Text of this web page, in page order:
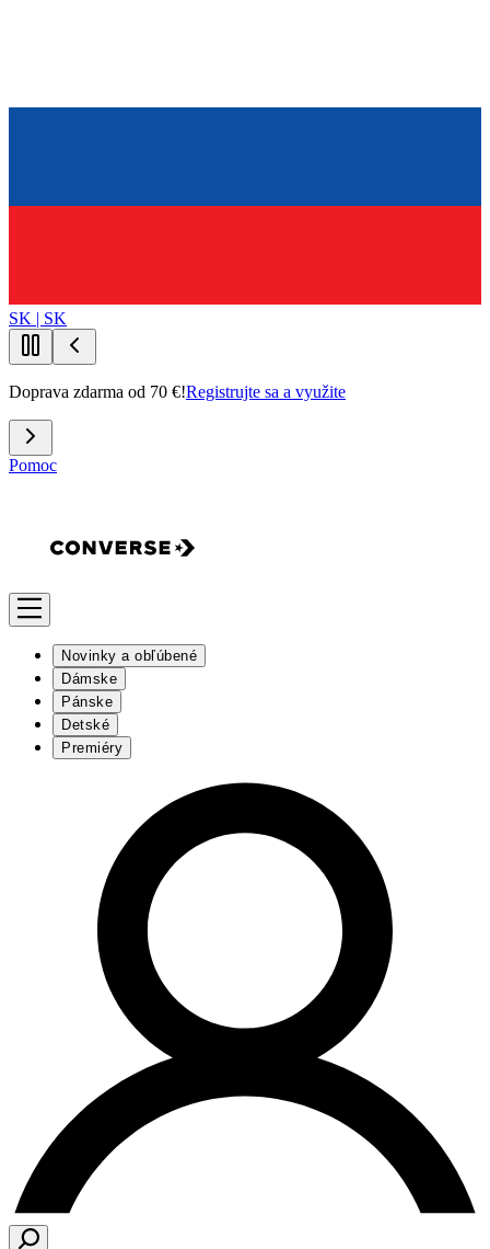
SK | SK
Doprava zdarma od 70 €!Registrujte sa a využite
Pomoc
Novinky a obľúbené
Dámske
Pánske
Detské
Premiéry